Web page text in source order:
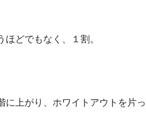
どでもなく、１割。
に上がり、ホワイトアウトを片っ